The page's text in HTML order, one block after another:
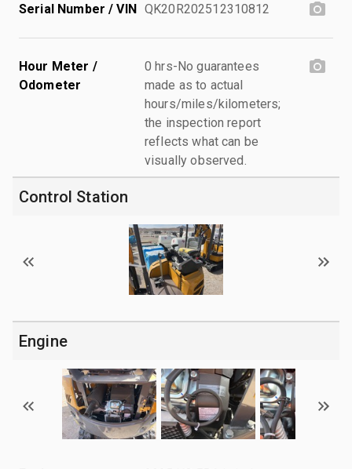
Serial Number / VIN QK20R202512310812
Hour Meter /
Odometer
0 hrs-No guarantees
made as to actual
hours/miles/kilometers;
the inspection report
reflects what can be
visually observed.
Control Station
Engine